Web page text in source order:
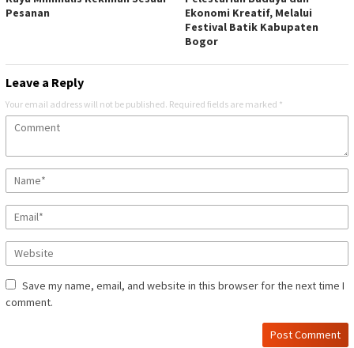
Pesanan
Ekonomi Kreatif, Melalui
Festival Batik Kabupaten
Bogor
Leave a Reply
Your email address will not be published. Required fields are marked *
Save my name, email, and website in this browser for the next time I
comment.